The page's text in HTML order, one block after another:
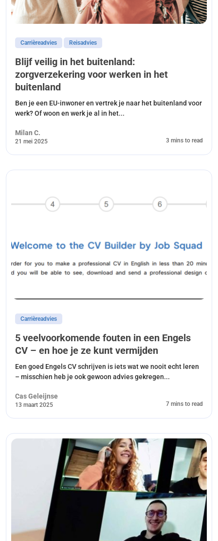
Carrièreadvies Reisadvies
Blijf veilig in het buitenland:
zorgverzekering voor werken in het
buitenland
Ben je een EU-inwoner en vertrek je naar het buitenland voor
werk? Of woon en werk je al in het...
Milan C.
21 mei 2025 3 mins to read
Carrièreadvies
5 veelvoorkomende fouten in een Engels
CV – en hoe je ze kunt vermijden
Een goed Engels CV schrijven is iets wat we nooit echt leren
– misschien heb je ook gewoon advies gekregen...
Cas Geleijnse
13 maart 2025 7 mins to read